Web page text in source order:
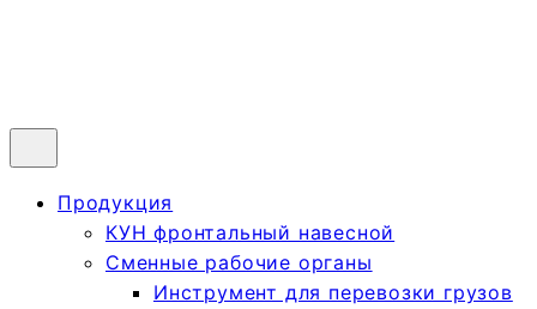
Продукция
КУН фронтальный навесной
Сменные рабочие органы
Инструмент для перевозки грузов